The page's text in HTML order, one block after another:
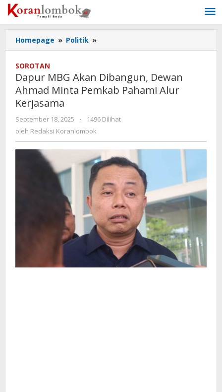
Lewati
ke
konten
Homepage » Politik »
MBG
Dibangun,
Dewan
Ahmad
Pahami
Kerjasama
SOROTAN
Dapur MBG Akan Dibangun, Dewan
Ahmad Minta Pemkab Pahami Alur
Kerjasama
September 18, 2025
oleh
Redaksi
-
1496 Dilihat
oleh Redaksi Koranlombok